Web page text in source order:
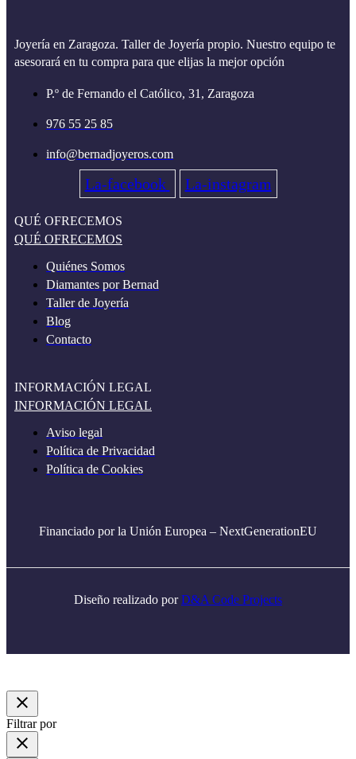
Joyería en Zaragoza. Taller de Joyería propio. Nuestro equipo te
asesorará en tu compra para que elijas la mejor opción
P.º de Fernando el Católico, 31, Zaragoza
976 55 25 85
info@bernadjoyeros.com
La-facebook La-instagram
QUÉ OFRECEMOS
QUÉ OFRECEMOS
Quiénes Somos
Diamantes por Bernad
Taller de Joyería
Blog
Contacto
INFORMACIÓN LEGAL
INFORMACIÓN LEGAL
Aviso legal
Política de Privacidad
Política de Cookies
Financiado por la Unión Europea – NextGenerationEU
Diseño realizado porD&A Code Projects
close
Filtrar por
close